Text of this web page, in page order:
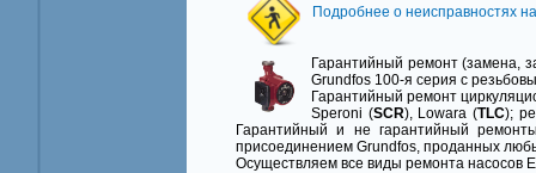
Подробнее о неисправностях
Гарантийный ремонт (замена,
Grundfos 100-я серия с
Гарантийный ремонт
Speroni (SCR), Lowara (TLC);
Гарантийный и не гарантийный
присоединением Grundfos, проданных
Осуществляем все виды ремонта насосов